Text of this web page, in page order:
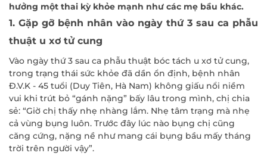
TUYỂN DỤNG
hưởng một thai kỳ khỏe mạnh như các mẹ bầu khác.
1. Gặp gỡ bệnh nhân vào ngày thứ 3 sau ca phẫu
thuật u xơ tử cung
Vào ngày thứ 3 sau ca phẫu thuật bóc tách u xơ tử cung,
trong trạng thái sức khỏe đã dần ổn định, bệnh nhân
Đ.V.K - 45 tuổi (Duy Tiên, Hà Nam) không giấu nổi niềm
vui khi trút bỏ “gánh nặng” bấy lâu trong mình, chị chia
sẻ: “Giờ chị thấy nhẹ nhàng lắm. Nhẹ tâm trạng mà nhẹ
cả vùng bụng luôn. Trước đây lúc nào bụng chị cũng
căng cứng, nặng nề như mang cái bụng bầu mấy tháng
trời trên người vậy”.